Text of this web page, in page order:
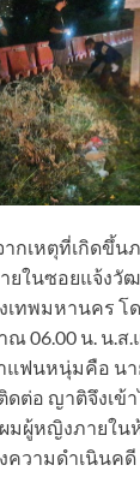
กเหตุที่เกิดขึ้น
ยในซอยแจ้งวั
เทพมหานคร โ
ณ 06.00 น. น.
าแฟนหนุ่มคือ น
ต่อ ญาติจึงเข้
มผู้หญิงภายใน
ความดำเนินคดี